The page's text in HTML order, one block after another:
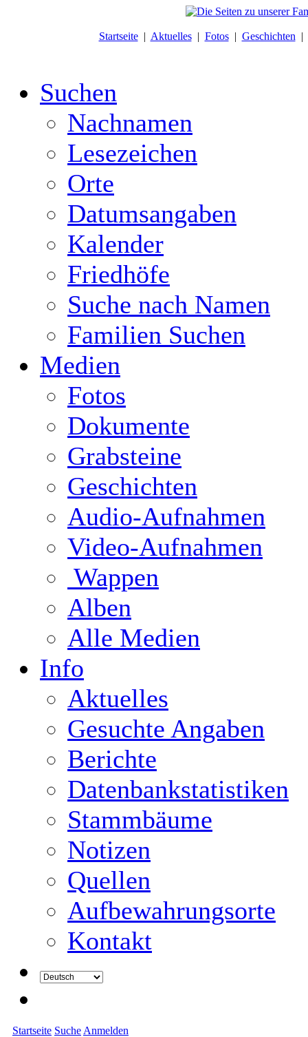
Startseite| Aktuelles| Fotos| Geschichten |
Suchen
Nachnamen
Lesezeichen
Orte
Datumsangaben
Kalender
Friedhöfe
Suche nach Namen
Familien Suchen
Medien
Fotos
Dokumente
Grabsteine
Geschichten
Audio-Aufnahmen
Video-Aufnahmen
Wappen
Alben
Alle Medien
Info
Aktuelles
Gesuchte Angaben
Berichte
Datenbankstatistiken
Stammbäume
Notizen
Quellen
Aufbewahrungsorte
Kontakt
Startseite Suche Anmelden